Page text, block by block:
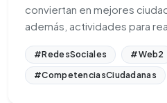
conviertan en mejores
además, actividades para
#RedesSociales #Web2
#CompetenciasCiudadanas